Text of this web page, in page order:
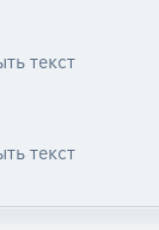
текст
текст